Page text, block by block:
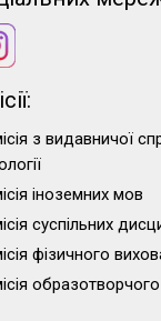
з видавничої
іноземних мов
суспільних
фізичного